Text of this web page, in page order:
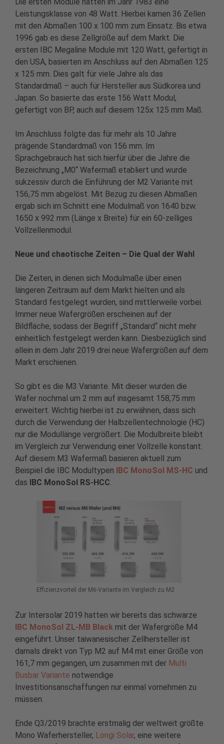
Die ersten Module hatten im Jahr 1983 eine
Leistungsklasse von 48 Watt. Hierbei kamen 36 Zellen
mit den Abmaßen 100 x 100 mm zum Einsatz. Bis etwa
1996 gab es diese Zellgröße auf dem Markt. Die
ersten IBC Megaline Module mit 120 Watt, gefertigt in
den USA, basierten im Anschluss auf den Abmaßen 125
x 125 mm. Dies galt für viele Jahre als das
Standardmaß – auch für Hersteller aus Südkorea und
Japan. So basierte das erste 156 Watt Modul,
gefertigt von BP, auch auf diesem 125x 125 mm Maß.
Im Anschluss folgte das für mehr als 10 Jahre
prägende Standardmaß von 156 mm. Im
Sprachgebrauch hat sich hierfür über die Jahre die
Bezeichnung „M0“ Wafermaß etabliert und wurde
sukzessiv durch die Einführung der M2 Variante mit
156,75 mm abgelöst. Mit Bezug zu diesen Abmaßen
ergab sich im Schnitt eine Modulmaß von 1640 bzw.
1650 x 992 mm (Länge x Breite) für ein 60-zelliges
Vollzellenmodul.
Neue und chaotische Zeiten – Die Qual der Wahl
Die Zeiten, in denen sich Modulmaße über einen
längeren Zeitraum auf dem Markt hielten und als
Standard festgelegt wurden, sind mittlerweile vorbei.
Immer neue Wafergrößen erscheinen auf der
Bildfläche, sodass der Begriff „Standard“ nicht mehr
einheitlich festgelegt werden kann. Diesbezüglich sind
allein in dem Jahr 2019 drei neue Wafergrößen auf dem
Markt erschienen.
So gibt es die M3 Variante. Mit dieser wurden die
Wafer nochmal um 2 mm auf insgesamt 158,75 mm
erweitert. Wichtig hierbei ist zu erwähnen, dass sich
durch die Verwendung der Halbzellentechnologie (HC)
nur die Modullänge vergrößert. Die Modulbreite bleibt
im Vergleich zur Verwendung einer Vollzelle konstant.
Auf diesem M3 Wafermaß basieren aktuell zum
Beispiel die IBC Modultypen
IBC MonoSol MS-HC und
das
IBC MonoSol RS-HCC.
Effizienzvorteil der M6-Variante im Vergleich zu M2
Zur Intersolar 2019 hatten wir bereits das schwarze
IBC MonoSol ZL-MB Black mit der Wafergröße M4
eingeführt. Unser taiwanesischer Zellhersteller ist
damals direkt von Typ M2 auf M4 mit einer Größe von
161,7 mm gegangen, um zusammen mit der Multi
Busbar Variante notwendige
Investitionsanschaffungen nur einmal vornehmen zu
müssen.
Ende Q3/2019 brachte erstmalig der weltweit größte
Mono Waferhersteller, Longi Solar, eine weitere